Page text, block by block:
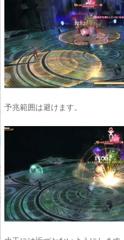
予兆範囲は避けます。